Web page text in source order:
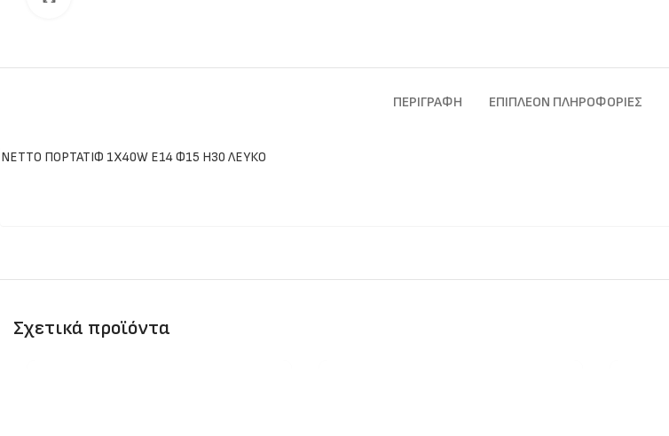
ΠΕΡΙΓΡΑΦΉ ΕΠΙΠΛΈΟΝ ΠΛΗΡΟΦΟΡΊΕΣ
NETTO ΠΟΡΤΑΤΙΦ 1Χ40W E14 Φ15 Η30 ΛΕΥΚΟ
Σχετικά προϊόντα